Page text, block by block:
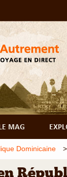
MAG
Dominicaine